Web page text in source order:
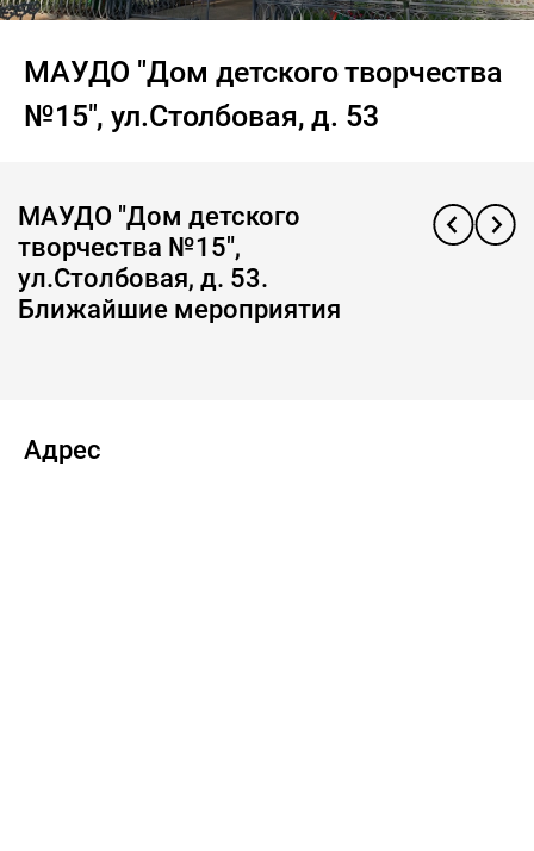
МАУДО "Дом детского творчества
№15", ул.Столбовая, д. 53
МАУДО "Дом детского
творчества №15",
ул.Столбовая, д. 53.
Ближайшие мероприятия
Адрес